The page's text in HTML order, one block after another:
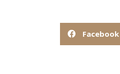
Facebook